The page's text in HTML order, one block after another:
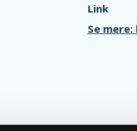
Link
Se